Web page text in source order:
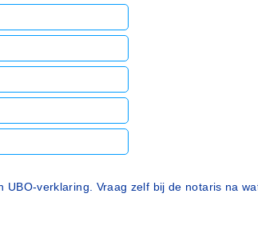
verklaring. Vraag zelf bij de notaris na